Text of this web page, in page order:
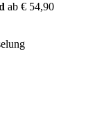
ab € 54,90